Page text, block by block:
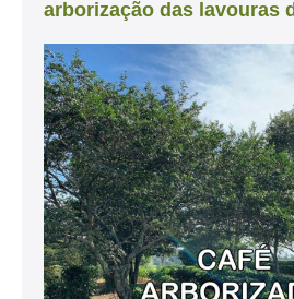
arborização das lavouras